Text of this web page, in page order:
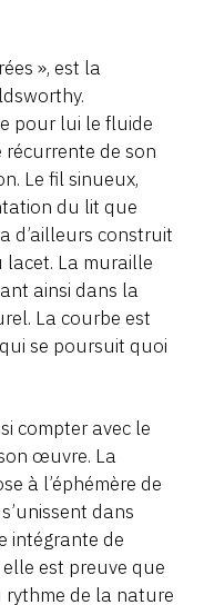
», est la
pour lui le fluide
récurrente de son
Le fil sinueux,
du lit que
d’ailleurs construit
lacet. La muraille
ainsi dans la
La courbe est
se poursuit quoi
compter avec le
œuvre. La
à l’éphémère de
dans
intégrante de
est preuve que
rythme de la nature